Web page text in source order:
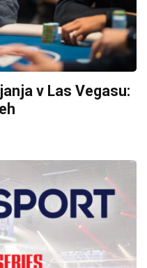
v Las Vegasu: